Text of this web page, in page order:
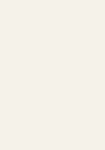
IN 24/48
PER OGNI
È DI 5.90
DI MERCE E
TUTTI GLI